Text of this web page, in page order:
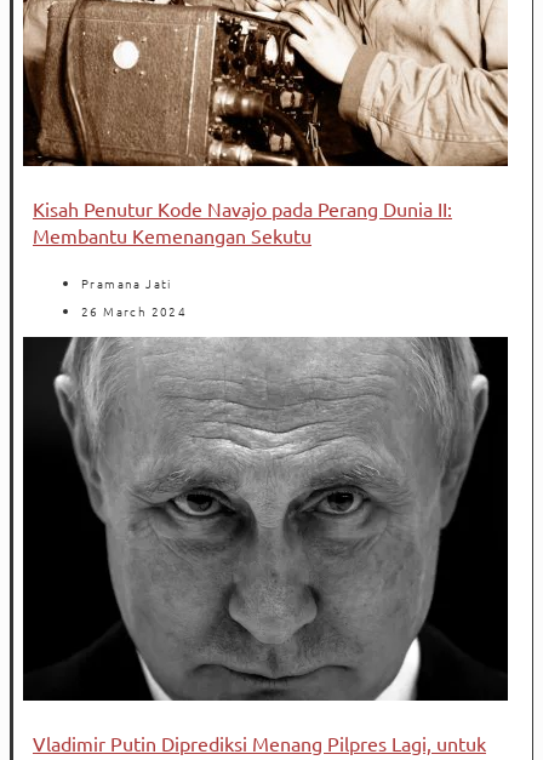
Kisah Penutur Kode Navajo pada Perang Dunia II:
Membantu Kemenangan Sekutu
Pramana Jati
26 March 2024
Vladimir Putin Diprediksi Menang Pilpres Lagi, untuk